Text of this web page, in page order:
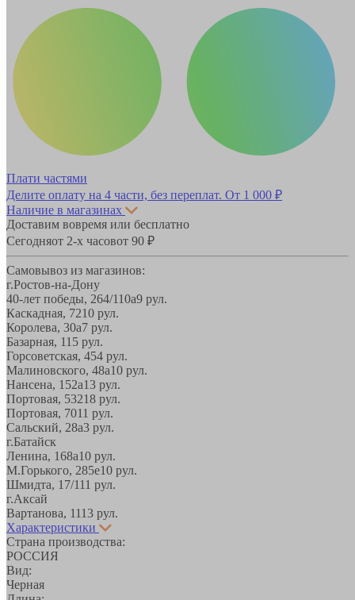
Плати частями
Делите оплату на 4 части, без переплат. От 1 000 ₽
Наличие в магазинах
Доставим вовремя или бесплатно
Сегодняот 2-х часовот 90 ₽
Самовывоз из магазинов:
г.Ростов-на-Дону
40-лет победы, 264/110а9 рул.
Каскадная, 7210 рул.
Королева, 30а7 рул.
Базарная, 11 5 рул.
Горсоветская, 454 рул.
Малиновского, 48а10 рул.
Нансена, 152а13 рул.
Портовая, 53218 рул.
Портовая, 7011 рул.
Сальский, 28a3 рул.
г.Батайск
Ленина, 168а10 рул.
М.Горького, 285е10 рул.
Шмидта, 17/111 рул.
г.Аксай
Вартанова, 1113 рул.
Характеристики
Страна производства:
РОССИЯ
Вид:
Черная